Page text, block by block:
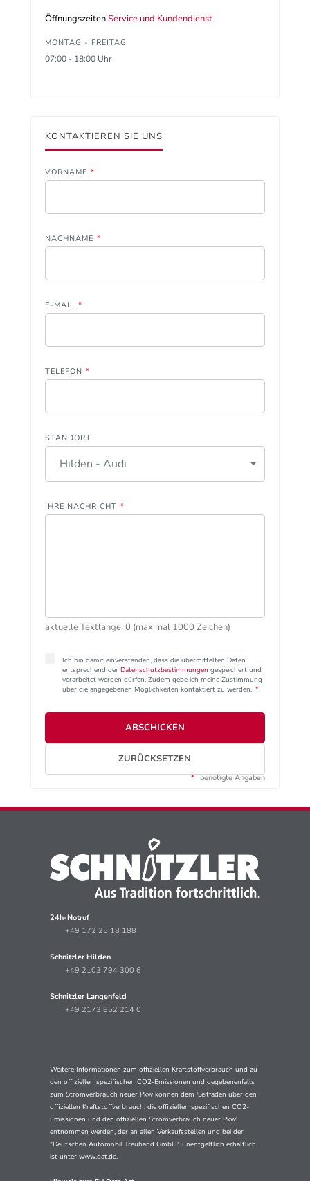
ÖffnungszeitenService und Kundendienst
MONTAG - FREITAG
07:00 - 18:00 Uhr
KONTAKTIEREN SIE UNS
VORNAME *
NACHNAME *
E-MAIL *
TELEFON *
STANDORT
Hilden - Audi
IHRE NACHRICHT *
aktuelle Textlänge: 0 (maximal 1000 Zeichen)
Ich bin damit einverstanden, dass die übermittelten Daten
entsprechend der Datenschutzbestimmungen gespeichert und
verarbeitet werden dürfen. Zudem gebe ich meine Zustimmung
über die angegebenen Möglichkeiten kontaktiert zu werden. *
ABSCHICKEN
ZURÜCKSETZEN
* benötigte Angaben
24h-Notruf
+49 172 25 18 188
Schnitzler Hilden
+49 2103 794 300 6
Schnitzler Langenfeld
+49 2173 852 214 0
Weitere Informationen zum offiziellen Kraftstoffverbrauch und zu
den offiziellen spezifischen CO2-Emissionen und gegebenenfalls
zum Stromverbrauch neuer Pkw können dem 'Leitfaden über den
offiziellen Kraftstoffverbrauch, die offiziellen spezifischen CO2-
Emissionen und den offiziellen Stromverbrauch neuer Pkw'
entnommen werden, der an allen Verkaufsstellen und bei der
"Deutschen Automobil Treuhand GmbH" unentgeltlich erhältlich
ist unter www.dat.de.